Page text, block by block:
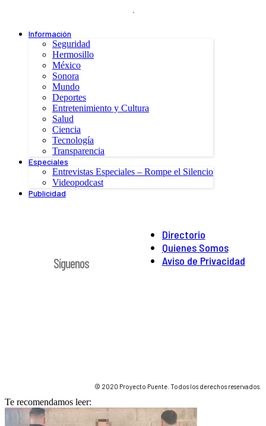
.
Información
Seguridad
Hermosillo
México
Sonora
Mundo
Deportes
Entretenimiento y Cultura
Salud
Ciencia
Tecnología
Transparencia
Especiales
Entrevistas Especiales – Rompe el Silencio
Videopodcast
Publicidad
Directorio
Quienes Somos
Aviso de Privacidad
Síguenos
© 2020 Proyecto Puente. Todos los derechos reservados.
Te recomendamos leer: